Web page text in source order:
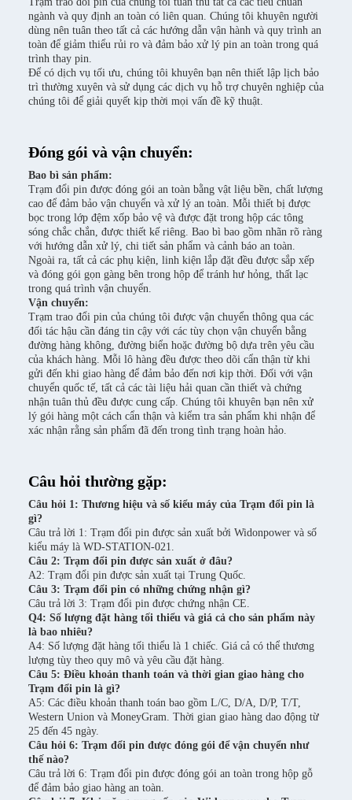
ngành và quy định an toàn có liên quan. Chúng tôi khuyên người
dùng nên tuân theo tất cả các hướng dẫn vận hành và quy trình an
toàn để giảm thiểu rủi ro và đảm bảo xử lý pin an toàn trong quá
trình thay pin.
Để có dịch vụ tối ưu, chúng tôi khuyên bạn nên thiết lập lịch bảo
trì thường xuyên và sử dụng các dịch vụ hỗ trợ chuyên nghiệp của
chúng tôi để giải quyết kịp thời mọi vấn đề kỹ thuật.
Đóng gói và vận chuyển:
Bao bì sản phẩm:
Trạm đổi pin được đóng gói an toàn bằng vật liệu bền, chất lượng
cao để đảm bảo vận chuyển và xử lý an toàn. Mỗi thiết bị được
bọc trong lớp đệm xốp bảo vệ và được đặt trong hộp các tông
sóng chắc chắn, được thiết kế riêng. Bao bì bao gồm nhãn rõ ràng
với hướng dẫn xử lý, chi tiết sản phẩm và cảnh báo an toàn.
Ngoài ra, tất cả các phụ kiện, linh kiện lắp đặt đều được sắp xếp
và đóng gói gọn gàng bên trong hộp để tránh hư hỏng, thất lạc
trong quá trình vận chuyển.
Vận chuyển:
Trạm trao đổi pin của chúng tôi được vận chuyển thông qua các
đối tác hậu cần đáng tin cậy với các tùy chọn vận chuyển bằng
đường hàng không, đường biển hoặc đường bộ dựa trên yêu cầu
của khách hàng. Mỗi lô hàng đều được theo dõi cẩn thận từ khi
gửi đến khi giao hàng để đảm bảo đến nơi kịp thời. Đối với vận
chuyển quốc tế, tất cả các tài liệu hải quan cần thiết và chứng
nhận tuân thủ đều được cung cấp. Chúng tôi khuyên bạn nên xử
lý gói hàng một cách cẩn thận và kiểm tra sản phẩm khi nhận để
xác nhận rằng sản phẩm đã đến trong tình trạng hoàn hảo.
Câu hỏi thường gặp:
Câu hỏi 1: Thương hiệu và số kiểu máy của Trạm đổi pin là
gì?
Câu trả lời 1: Trạm đổi pin được sản xuất bởi Widonpower và số
kiểu máy là WD-STATION-021.
Câu 2: Trạm đổi pin được sản xuất ở đâu?
A2: Trạm đổi pin được sản xuất tại Trung Quốc.
Câu 3: Trạm đổi pin có những chứng nhận gì?
Câu trả lời 3: Trạm đổi pin được chứng nhận CE.
Q4: Số lượng đặt hàng tối thiểu và giá cả cho sản phẩm này
là bao nhiêu?
A4: Số lượng đặt hàng tối thiểu là 1 chiếc. Giá cả có thể thương
lượng tùy theo quy mô và yêu cầu đặt hàng.
Câu 5: Điều khoản thanh toán và thời gian giao hàng cho
Trạm đổi pin là gì?
A5: Các điều khoản thanh toán bao gồm L/C, D/A, D/P, T/T,
Western Union và MoneyGram. Thời gian giao hàng dao động từ
25 đến 45 ngày.
Câu hỏi 6: Trạm đổi pin được đóng gói để vận chuyển như
thế nào?
Câu trả lời 6: Trạm đổi pin được đóng gói an toàn trong hộp gỗ
để đảm bảo giao hàng an toàn.